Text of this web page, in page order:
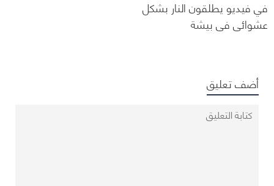
في فيديو يطلقون النار بشكل
عشوائي في بيشة
أضف تعليق